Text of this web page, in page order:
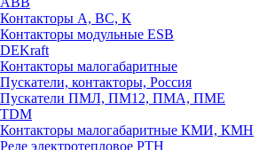
Контакторы А, ВС, К
Контакторы модульные ESB
DEKraft
Контакторы малогабаритные
Пускатели, контакторы, Россия
Пускатели ПМЛ, ПМ12, ПМА, ПМЕ
TDM
Контакторы малогабаритные КМИ, КМН
Реле электротепловое РТН